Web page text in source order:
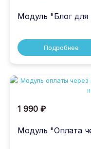
Модуль "Блог для
Подробнее
1 990 ₽
Модуль "Оплата